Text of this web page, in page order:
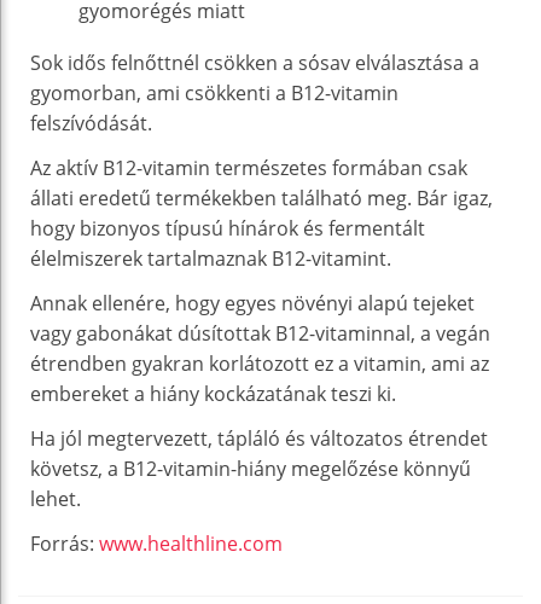
gyomorégés miatt
Sok idős felnőttnél csökken a sósav elválasztása a
gyomorban, ami csökkenti a B12-vitamin
felszívódását.
Az aktív B12-vitamin természetes formában csak
állati eredetű termékekben található meg. Bár igaz,
hogy bizonyos típusú hínárok és fermentált
élelmiszerek tartalmaznak B12-vitamint.
Annak ellenére, hogy egyes növényi alapú tejeket
vagy gabonákat dúsítottak B12-vitaminnal, a vegán
étrendben gyakran korlátozott ez a vitamin, ami az
embereket a hiány kockázatának teszi ki.
Ha jól megtervezett, tápláló és változatos étrendet
követsz, a B12-vitamin-hiány megelőzése könnyű
lehet.
Forrás: www.healthline.com